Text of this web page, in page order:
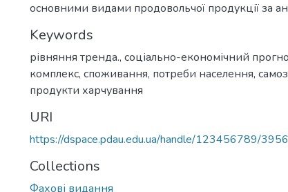
основними видами продовольчої продукції за
Keywords
рівняння тренда., соціально-економічний
комплекс, споживання, потреби населення,
продукти харчування
URI
https://dspace.pdau.edu.ua/handle/123456789/3956
Collections
Фахові видання